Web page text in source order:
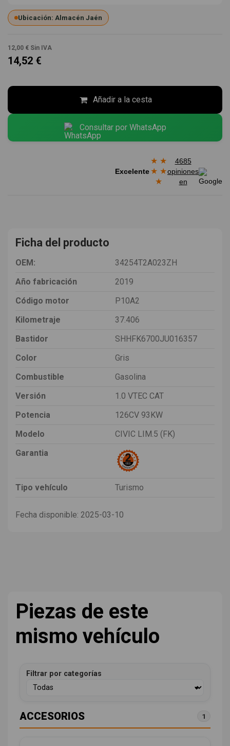
Ubicación: Almacén Jaén
12,00 € Sin IVA
14,52 €
Añadir a la cesta
Consultar por WhatsApp
Excelente
★ ★
★ ★
★
4685
opiniones
en
Ficha del producto
OEM:
34254T2A023ZH
Año fabricación
2019
Código motor
P10A2
Kilometraje
37.406
Bastidor
SHHFK6700JU016357
Color
Gris
Combustible
Gasolina
Versión
1.0 VTEC CAT
Potencia
126CV 93KW
Modelo
CIVIC LIM.5 (FK)
Garantia
Tipo vehículo Turismo
Fecha disponible: 2025-03-10
Piezas de este
mismo vehículo
Filtrar por categorías
ACCESORIOS 1